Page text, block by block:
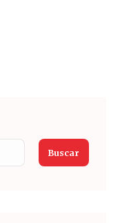
Buscar